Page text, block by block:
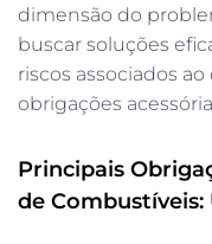
dimensão do
buscar soluções
riscos associados
obrigações
Principais
de Combustíveis: